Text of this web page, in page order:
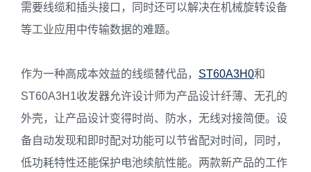
需要线缆和插头接口，同时还可以解决在机械旋转设备
等工业应用中传输数据的难题。
作为一种高成本效益的线缆替代品， ST60A3H0和
ST60A3H1收发器允许设计师为产品设计纤薄、无孔的
外壳，让产品设计变得时尚、防水，无线对接简便。设
备自动发现和即时配对功能可以节省配对时间，同时，
低功耗特性还能保护电池续航性能。两款新产品的工作